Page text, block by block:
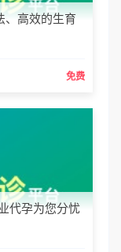
、高效的生育
免费
代孕为您分忧